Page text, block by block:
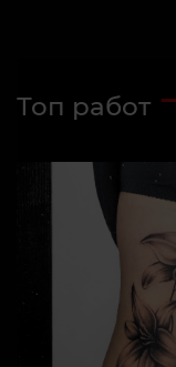
Топ работ